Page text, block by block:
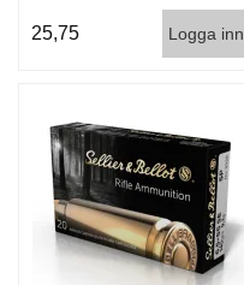
25,75 Logga inn